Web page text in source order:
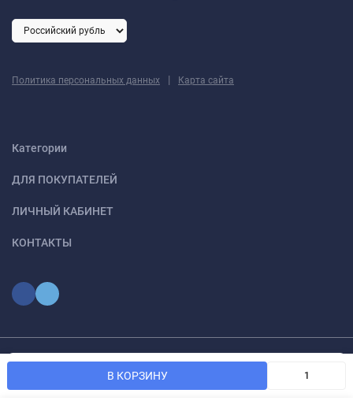
В КОРЗИНУ
Политика персональных данных | Карта сайта
Категории
ДЛЯ ПОКУПАТЕЛЕЙ
ЛИЧНЫЙ КАБИНЕТ
КОНТАКТЫ